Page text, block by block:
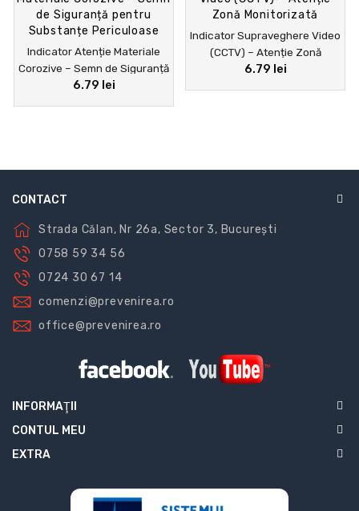
Indicator Atenție Materiale
Corozive – Semn de Siguranță
pentru Substanțe
6.79 lei
Indicator Supraveghere Video
(CCTV) – Atenție Zonă
Monitorizată
6.79 lei
CONTACT
Strada Călan, Nr 26a, Sector 3, București
0758 59 34 56
0724 30 67 14
comenzi@prevenirea.ro
office@prevenirea.ro
INFORMAŢII
CONTUL MEU
EXTRA